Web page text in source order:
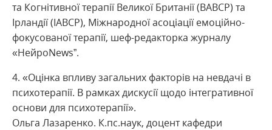
та Когнітивної терапії Великої Британії (BABCP) та
Ірландії (IABCP), Міжнародної асоціації емоційно-
фокусованої терапії, шеф-редакторка журналу
«НейроNews”.
«Оцінка впливу загальних факторів на невдачі в
психотерапії. В рамках дискусії щодо інтегративної
основи для психотерапії».
Ольга Лазаренко. К.пс.наук, доцент кафедри